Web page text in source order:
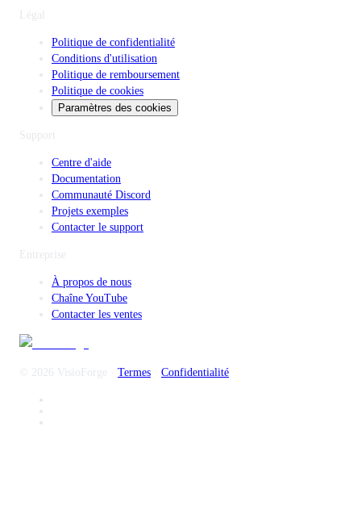
Légal
Politique de confidentialité
Conditions d'utilisation
Politique de remboursement
Politique de cookies
Paramètres des cookies
Support
Centre d'aide
Documentation
Communauté Discord
Projets exemples
Contacter le support
Entreprise
À propos de nous
Chaîne YouTube
Contacter les ventes
© 2026 VisioForge Termes Confidentialité